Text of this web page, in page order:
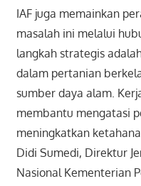
IAF juga memainkan
masalah ini melalui
langkah strategis
dalam pertanian
sumber daya alam.
membantu mengatasi
meningkatkan
Didi Sumedi, Direktur
Nasional Kementerian